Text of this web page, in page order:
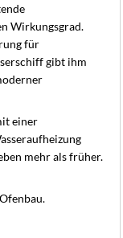
Wirkungsgrad.
für
gibt ihm
einer
mehr als früher.